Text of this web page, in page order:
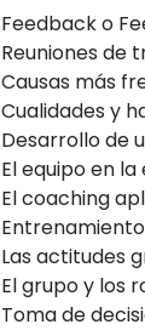
Feedback o
Reuniones de
Causas más
Cualidades y
Desarrollo de
El equipo en
El coaching
Las actitudes
El grupo y los
Toma de